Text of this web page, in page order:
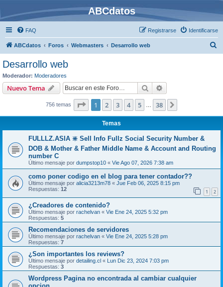
ABCdatos
FAQ Identificarse
Registrarse
ABCdatos Foros Webmasters Desarrollo web
Desarrollo web
Moderador: Moderadores
Nuevo Tema Buscar
756 temas Página de 38
1 2 3 4 5 38
Temas
FULLLZ.ASIA ❇️ Sell Info Fullz Social Security Number &
DOB & Mother & Father Middle Name & Account and Routing
number C
Último mensaje por dumpstop10 « Vie Ago 07, 2026 7:38 am
como poner codigo en el blog para tener contador??
Último mensaje por alicia3213m78 « Jue Feb 06, 2025 8:15 pm
Respuestas: 12 1 2
¿Creadores de contenido?
Último mensaje por rachelvan « Vie Ene 24, 2025 5:32 pm
Respuestas: 5
Recomendaciones de servidores
Último mensaje por rachelvan « Vie Ene 24, 2025 5:28 pm
Respuestas: 7
¿Son importantes los reviews?
Último mensaje por detailing.cl « Lun Dic 23, 2024 7:03 pm
Respuestas: 3
Wordpress Pagina no encontrada al cambiar cualquier